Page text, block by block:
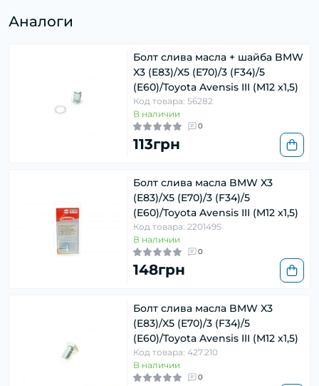
Аналоги
Болт слива масла + шайба BMW
X3 (E83)/X5 (E70)/3 (F34)/5
(E60)/Toyota Avensis III (M12 x1,5)
Код товара: 56282
В наличии
0
113грн
Болт слива масла BMW X3
(E83)/X5 (E70)/3 (F34)/5
(E60)/Toyota Avensis III (M12 x1,5)
Код товара: 220149S
В наличии
0
148грн
Болт слива масла BMW X3
(E83)/X5 (E70)/3 (F34)/5
(E60)/Toyota Avensis III (M12 x1,5)
Код товара: 427.210
В наличии
0